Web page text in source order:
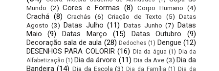
Mundo (2) Cores e Formas (8) Corpo Humano (4)
Crachá (8) Crachás (6) Criação de Texto (5) Datas
Agosto (3) Datas Julho (11) Datas Junho (7) Datas
Maio
(9) Datas Março (15) Datas Outubro
(9)
Decoração sala de aula (28) Dedoches (1) Dengue (12)
DESENHOS PARA COLORIR (16) Dia da água (1) Dia da
Alfabetização (1) Dia da árvore (11) Dia da Ave (3) Dia da
Bandeira (14) Dia da Escola (3) Dia da Família (1) Dia da